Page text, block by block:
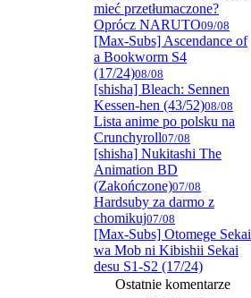
mieć przetłumaczone?
Oprócz NARUTO09/08
[Max-Subs] Ascendance of
a Bookworm S4
(17/24)08/08
[shisha] Bleach: Sennen
Kessen-hen (43/52)08/08
Lista anime po polsku na
Crunchyroll07/08
[shisha] Nukitashi The
Animation BD
(Zakończone)07/08
Hardsuby za darmo z
chomikuj07/08
[Max-Subs] Otomege Sekai
wa Mob ni Kibishii Sekai
desu S1-S2 (17/24)
Ostatnie komentarze